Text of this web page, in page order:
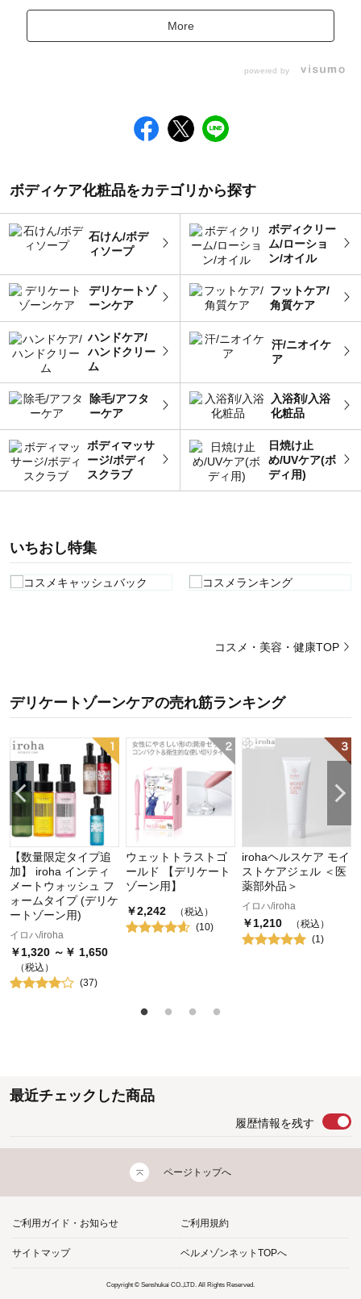
More
powered by
ボディケア化粧品をカテゴリから探す
石けん/ボデ
ィソープ
ボディクリー
ム/ローショ
ン/オイル
デリケートゾ
ーンケア
フットケア/
角質ケア
ハンドケア/
ハンドクリー
ム
汗/ニオイケ
ア
除毛/アフタ
ーケア
入浴剤/入浴
化粧品
ボディマッサ
ージ/ボディ
スクラブ
日焼け止
め/UVケア(ボ
ディ用)
いちおし特集
コスメ・美容・健康TOP
デリケートゾーンケアの売れ筋ランキング
【数量限定タイプ追
加】 iroha インティ
メートウォッシュ フ
ォームタイプ (デリケ
ートゾーン用)
イロハ/iroha
￥1,320 ～￥ 1,650
（税込）
(37)
ウェットトラストゴ
ールド 【デリケート
ゾーン用】
￥2,242
（税込）
(10)
irohaヘルスケア モイ
ストケアジェル ＜医
薬部外品＞
イロハ/iroha
￥1,210
（税込）
(1 )
最近チェックした商品
履歴情報を残す
ページトップへ
ご利用ガイド・お知らせ ご利用規約
サイトマップ ベルメゾンネットTOPへ
Copyright © Senshukai CO.,LTD. All Rights Reserved.